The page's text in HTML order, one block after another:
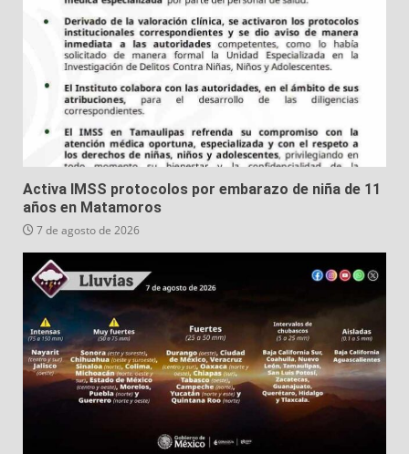
Activa IMSS protocolos por embarazo de niña de 11
años en Matamoros
7 de agosto de 2026